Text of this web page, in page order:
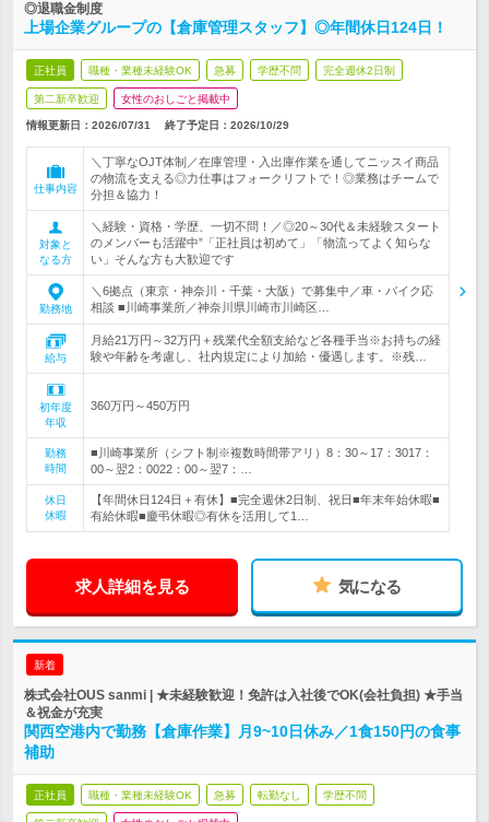
◎退職金制度
上場企業グループの【倉庫管理スタッフ】◎年間休日124日！
正社員 職種・業種未経験OK 急募 学歴不問 完全週休2日制
第二新卒歓迎 女性のおしごと掲載中
情報更新日：2026/07/31 終了予定日： 2026/10/29
仕事内容
＼丁寧なOJT体制／在庫管理・入出庫作業を通してニッスイ商品
の物流を支える◎力仕事はフォークリフトで！◎業務はチームで
分担＆協力！
対象と
なる方
＼経験・資格・学歴、一切不問！／◎20～30代＆未経験スタート
のメンバーも活躍中”「正社員は初めて」「物流ってよく知らな
い」そんな方も大歓迎です
勤務地
＼6拠点（東京・神奈川・千葉・大阪）で募集中／車・バイク応
相談 ■川崎事業所／神奈川県川崎市川崎区…
給与
月給21万円～32万円＋残業代全額支給など各種手当※お持ちの経
験や年齢を考慮し、社内規定により加給・優遇します。※残…
初年度
年収
360万円～450万円
勤務
時間
■川崎事業所（シフト制※複数時間帯アリ）8：30～17：3017：
00～翌2：0022：00～翌7：…
休日
休暇
【年間休日124日＋有休】■完全週休2日制、祝日■年末年始休暇■
有給休暇■慶弔休暇◎有休を活用して1…
求人詳細を見る 気になる
新着
株式会社OUS sanmi | ★未経験歓迎！免許は入社後でOK(会社負担) ★手当
＆祝金が充実
関西空港内で勤務【倉庫作業】月9~10日休み／1食150円の食事
補助
正社員 職種・業種未経験OK 急募 転勤なし 学歴不問